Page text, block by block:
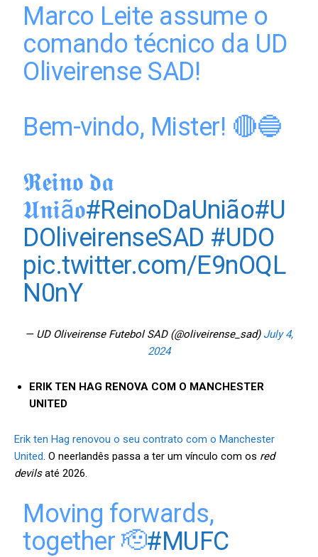
Marco Leite assume o
comando técnico da UD
Oliveirense SAD!
Bem-vindo, Mister! 🔴🔵
𝕽𝖊𝖎𝖓𝖔 𝖉𝖆
𝖀𝖓𝖎ã𝖔#ReinoDaUnião#U
DOliveirenseSAD #UDO
pic.twitter.com/E9nOQL
N0nY
— UD Oliveirense Futebol SAD (@oliveirense_sad) July 4,
2024
ERIK TEN HAG RENOVA COM O MANCHESTER
UNITED
Erik ten Hag renovou o seu contrato com o Manchester
United . O neerlandês passa a ter um vínculo com os red
devilsaté 2026.
Moving forwards,
together 🫡#MUFC